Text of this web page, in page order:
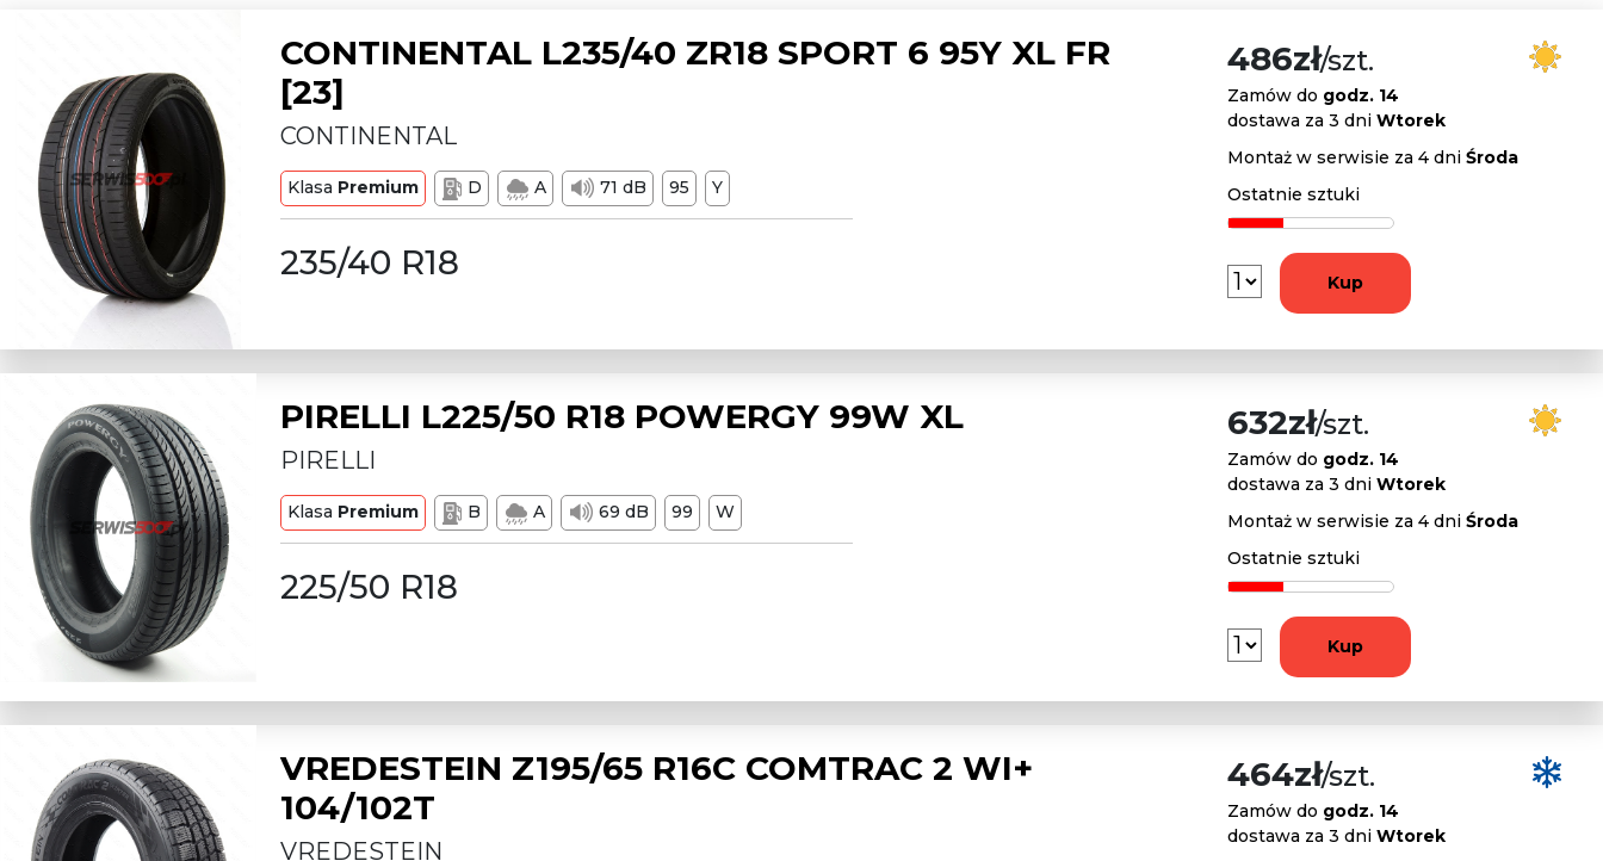
CONTINENTAL L235/40 ZR18 SPORT 6 95Y XL FR
[23]
CONTINENTAL
Klasa Premium D A 71 dB 95 Y
235/40 R18
486zł/szt.
Zamów do godz. 14
dostawa za 3 dni Wtorek
Montaż w serwisie za 4 dni Środa
Ostatnie sztuki
Kup
PIRELLI L225/50 R18 POWERGY 99W XL
PIRELLI
Klasa Premium B A 69 dB 99 W
225/50 R18
632zł/szt.
Zamów do godz. 14
dostawa za 3 dni Wtorek
Montaż w serwisie za 4 dni Środa
Ostatnie sztuki
Kup
VREDESTEIN Z195/65 R16C COMTRAC 2 WI+
104/102T
VREDESTEIN
464zł/szt.
Zamów do godz. 14
dostawa za 3 dni Wtorek